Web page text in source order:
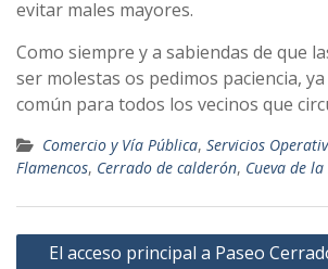
evitar males mayores.
Como siempre y a sabiendas de que
ser molestas os pedimos paciencia,
común para todos los vecinos que
Comercio y Vía Pública, Servicios
Flamencos, Cerrado de calderón, Cueva de
Navegación
El acceso principal a Paseo